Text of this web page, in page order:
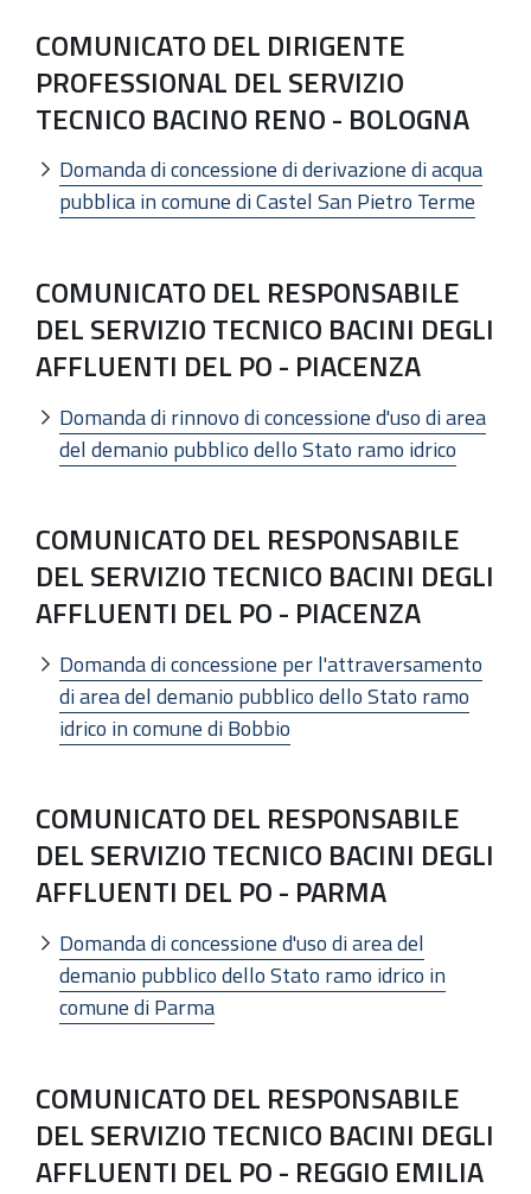
COMUNICATO DEL DIRIGENTE
PROFESSIONAL DEL SERVIZIO
TECNICO BACINO RENO - BOLOGNA
Domanda di concessione di derivazione di acqua
pubblica in comune di Castel San Pietro Terme
COMUNICATO DEL RESPONSABILE
DEL SERVIZIO TECNICO BACINI DEGLI
AFFLUENTI DEL PO - PIACENZA
Domanda di rinnovo di concessione d'uso di area
del demanio pubblico dello Stato ramo idrico
COMUNICATO DEL RESPONSABILE
DEL SERVIZIO TECNICO BACINI DEGLI
AFFLUENTI DEL PO - PIACENZA
Domanda di concessione per l'attraversamento
di area del demanio pubblico dello Stato ramo
idrico in comune di Bobbio
COMUNICATO DEL RESPONSABILE
DEL SERVIZIO TECNICO BACINI DEGLI
AFFLUENTI DEL PO - PARMA
Domanda di concessione d'uso di area del
demanio pubblico dello Stato ramo idrico in
comune di Parma
COMUNICATO DEL RESPONSABILE
DEL SERVIZIO TECNICO BACINI DEGLI
AFFLUENTI DEL PO - REGGIO EMILIA